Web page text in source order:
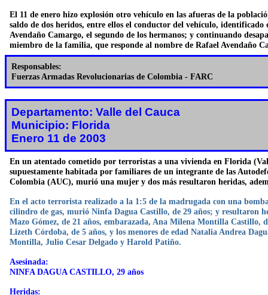
El 11 de enero hizo explosión otro vehículo en las afueras de la
saldo de dos heridos, entre ellos el conductor del vehículo, identificado
Avendaño Camargo, el segundo de los hermanos; y continuando
miembro de la familia, que responde al nombre de Rafael Avendaño
Responsables:
Fuerzas Armadas Revolucionarias de Colombia - FARC
Departamento: Valle del Cauca
Municipio: Florida
Enero 11 de 2003
En un atentado cometido por terroristas a una vivienda en Florida
supuestamente habitada por familiares de un integrante de las
Colombia (AUC), murió una mujer y dos más resultaron heridas,
En el acto terrorista realizado a la 1:5 de la madrugada con una
cilindro de gas, murió Ninfa Dagua Castillo, de 29 años; y resultaron
Mazo Gómez, de 21 años, embarazada, Ana Milena Montilla Castillo,
Lizeth Córdoba, de 5 años, y los menores de edad Natalia Andrea
Montilla, Julio Cesar Delgado y Harold Patiño.
Asesinada:
NINFA DAGUA CASTILLO, 29 años
Heridas: